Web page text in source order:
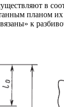
в
планом
к